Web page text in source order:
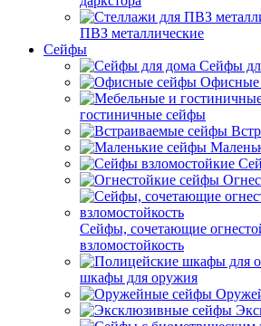
ПВЗ металлические
Сейфы
Сейфы
Офисные
гостиничные сейфы
Сейфы, сочетающие
взломостойкость
шкафы для оружия